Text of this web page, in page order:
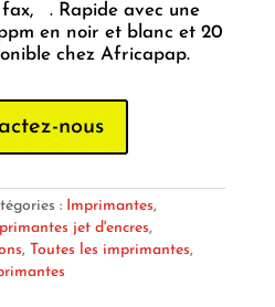
fax, . Rapide avec une
en noir et blanc et 20
chez Africapap.
nous
: Imprimantes,
jet d'encres,
, Toutes les imprimantes,